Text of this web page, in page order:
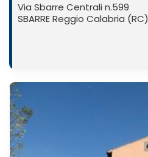
Via Sbarre Centrali n.599
SBARRE Reggio Calabria (RC)